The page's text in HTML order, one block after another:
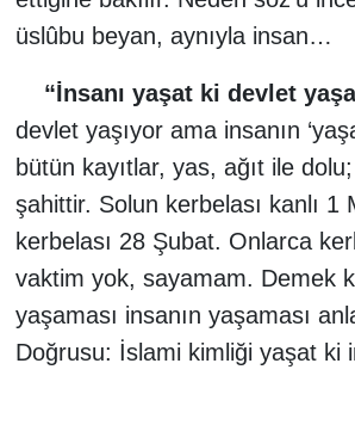
üslûbu beyan, aynıyla insan…
“İnsanı yaşat ki devlet
devlet yaşıyor ama insanın
bütün kayıtlar, yas, ağıt ile
şahittir. Solun kerbelası kanlı 1
kerbelası 28 Şubat. Onlarca
vaktim yok, sayamam. Demek
yaşaması insanın yaşaması
Doğrusu: İslami kimliği yaşat ki